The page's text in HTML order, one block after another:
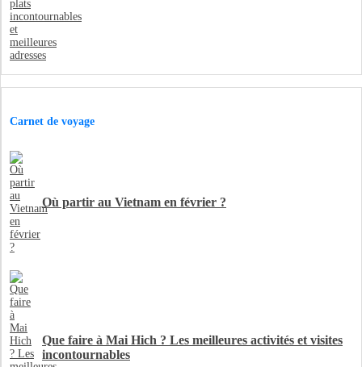
Carnet de voyage
Où partir au Vietnam en février ?
Que faire à Mai Hich ? Les meilleures activités et visites
incontournables